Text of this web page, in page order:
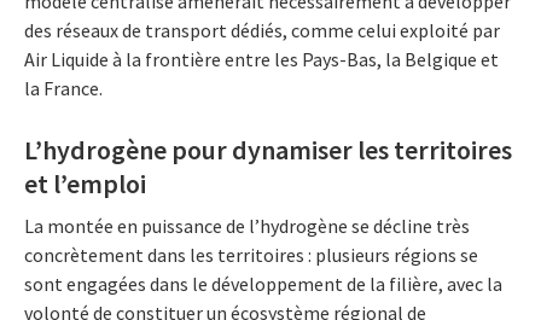
des réseaux de transport dédiés, comme celui exploité par
Air Liquide à la frontière entre les Pays-Bas, la Belgique et
la France.
L’hydrogène pour dynamiser les territoires
et l’emploi
La montée en puissance de l’hydrogène se décline très
concrètement dans les territoires : plusieurs régions se
sont engagées dans le développement de la filière, avec la
volonté de constituer un écosystème régional de